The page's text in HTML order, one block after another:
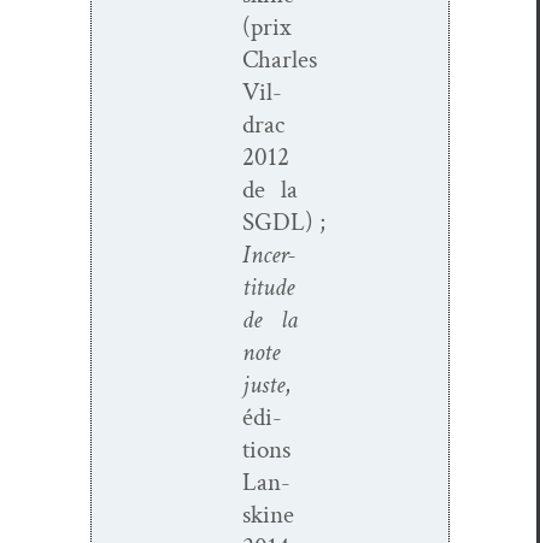
(prix
Charles
Vil­
drac
2012
de la
SGDL) ;
Incer­
ti­tude
de la
note
juste,
édi­
tions
Lan­
sk­ine